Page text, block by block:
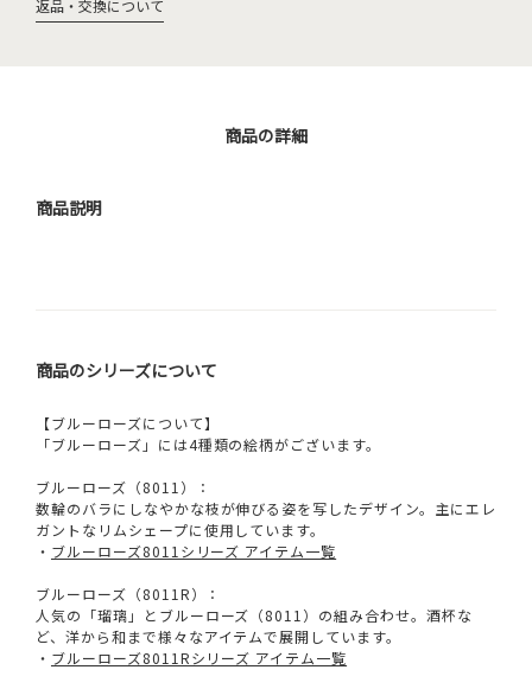
返品・交換について
商品の詳細
商品説明
商品のシリーズについて
【ブルーローズについて】
「ブルーローズ」には4種類の絵柄がございます。
ブルーローズ（8011）：
数輪のバラにしなやかな枝が伸びる姿を写したデザイン。主にエレ
ガントなリムシェープに使用しています。
・ ブルーローズ8011シリーズ アイテム一覧
ブルーローズ（8011R）：
人気の「瑠璃」とブルーローズ（8011）の組み合わせ。酒杯な
ど、洋から和まで様々なアイテムで展開しています。
・ ブルーローズ8011Rシリーズ アイテム一覧